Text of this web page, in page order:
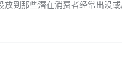
到那些潜在消费者经常出没